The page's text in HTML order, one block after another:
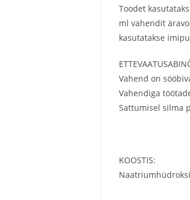
Toodet
ml vahendit
kasutatakse
Vahend on
Vahendiga
Sattumisel silma
KOOSTIS: